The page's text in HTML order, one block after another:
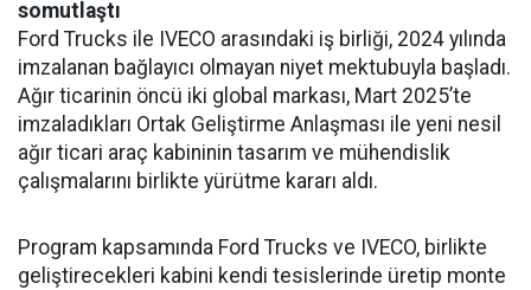
somutlaştı
Ford Trucks ile IVECO arasındaki iş birliği, 2024 yılında
imzalanan bağlayıcı olmayan niyet mektubuyla başladı.
Ağır ticarinin öncü iki global markası, Mart 2025’te
imzaladıkları Ortak Geliştirme Anlaşması ile yeni nesil
ağır ticari araç kabininin tasarım ve mühendislik
çalışmalarını birlikte yürütme kararı aldı.
Program kapsamında Ford Trucks ve IVECO, birlikte
geliştirecekleri kabini kendi tesislerinde üretip monte